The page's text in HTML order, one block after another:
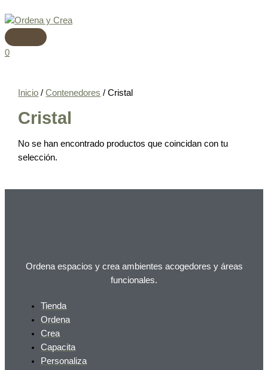
al
contenido
0
Inicio /Contenedores / Cristal
Cristal
No se han encontrado productos que coincidan con tu
selección.
Ordena espacios y crea ambientes acogedores y áreas
funcionales.
Tienda
Ordena
Crea
Capacita
Personaliza